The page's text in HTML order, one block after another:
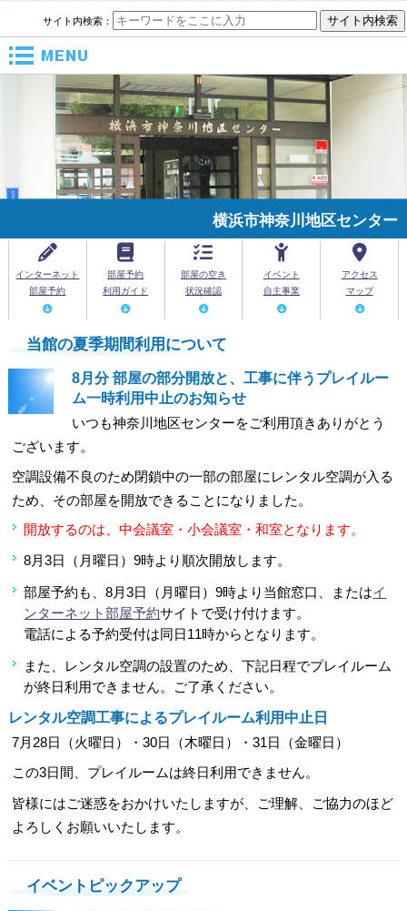
サイト内検索：
横浜市神奈川地区センター
インターネット
部屋予約
部屋予約
利用ガイド
部屋の空き
状況確認
イベント
自主事業
アクセス
マップ
当館の夏季期間利用について
8月分 部屋の部分開放と、工事に伴うプレイルー
ム一時利用中止のお知らせ
いつも神奈川地区センターをご利用頂きありがとう
ございます。
空調設備不良のため閉鎖中の一部の部屋にレンタル空調が入る
ため、その部屋を開放できることになりました。
開放するのは、中会議室・小会議室・和室となります。
8月3日（月曜日）9時より順次開放します。
部屋予約も、8月3日（月曜日）9時より当館窓口、またはイ
ンターネット部屋予約サイトで受け付けます。
電話による予約受付は同日11時からとなります。
また、レンタル空調の設置のため、下記日程でプレイルーム
が終日利用できません。ご了承ください。
レンタル空調工事によるプレイルーム利用中止日
7月28日（火曜日）・30日（木曜日）・31日（金曜日）
この3日間、プレイルームは終日利用できません。
皆様にはご迷惑をおかけいたしますが、ご理解、ご協力のほど
よろしくお願いいたします。
イベントピックアップ